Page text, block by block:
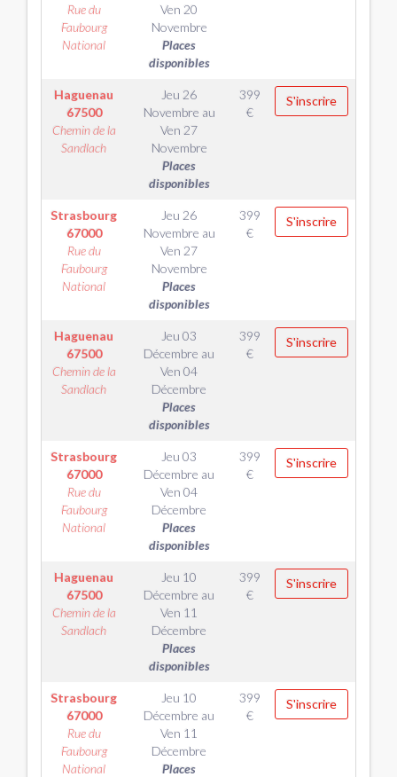
Rue du
Faubourg
National
Ven 20
Novembre
Places
disponibles
Haguenau
67500
Chemin de la
Sandlach
Jeu 26
Novembre au
Ven 27
Novembre
Places
disponibles
399
€
S'inscrire
Strasbourg
67000
Rue du
Faubourg
National
Jeu 26
Novembre au
Ven 27
Novembre
Places
disponibles
399
€
S'inscrire
Haguenau
67500
Chemin de la
Sandlach
Jeu 03
Décembre au
Ven 04
Décembre
Places
disponibles
399
€
S'inscrire
Strasbourg
67000
Rue du
Faubourg
National
Jeu 03
Décembre au
Ven 04
Décembre
Places
disponibles
399
€
S'inscrire
Haguenau
67500
Chemin de la
Sandlach
Jeu 10
Décembre au
Ven 11
Décembre
Places
disponibles
399
€
S'inscrire
Strasbourg
67000
Rue du
Faubourg
National
Jeu 10
Décembre au
Ven 11
Décembre
Places
399
€
S'inscrire